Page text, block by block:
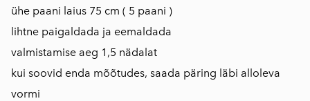
ühe paani laius 75 cm ( 5 paani )
lihtne paigaldada ja eemaldada
valmistamise aeg 1,5 nädalat
kui soovid enda mõõtudes, saada päring läbi alloleva
vormi